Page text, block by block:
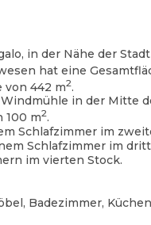
in der Nähe der
hat eine
von 442 m2.
in der Mitte
100 m2.
Schlafzimmer im
Schlafzimmer im
im vierten Stock.
Badezimmer,